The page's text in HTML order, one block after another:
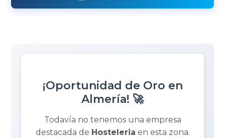
¡Oportunidad de Oro en
Almería! 🚀
Todavía no tenemos una empresa
destacada de Hosteleria en esta zona.